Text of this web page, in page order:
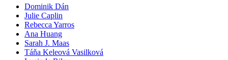
Dominik Dán
Julie Caplin
Rebecca Yarros
Ana Huang
Sarah J. Maas
Táňa Keleová Vasilková